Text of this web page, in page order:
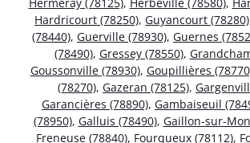
Hermeray (78125), Herbeville (78580),
Hardricourt (78250), Guyancourt (78280)
(78440), Guerville (78930), Guernes
(78490), Gressey (78550),
Goussonville (78930), Goupillières
(78270), Gazeran (78125),
Garancières (78890), Gambaiseuil
(78950), Galluis (78490), Gaillon-sur-
Freneuse (78840), Fourqueux (78112),